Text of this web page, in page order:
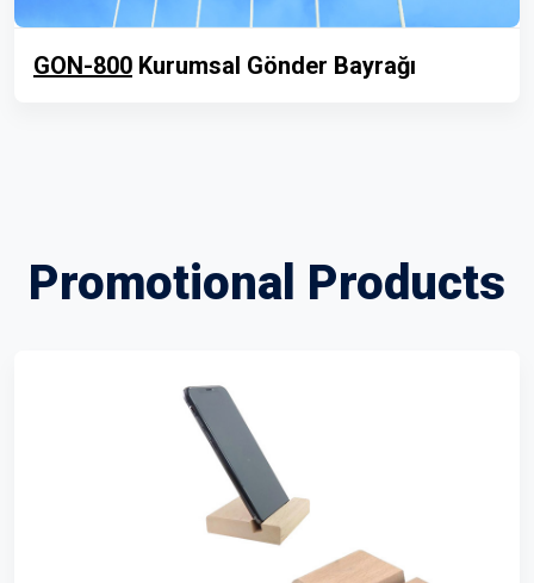
GON-800 Kurumsal Gönder Bayrağı
Promotional Products